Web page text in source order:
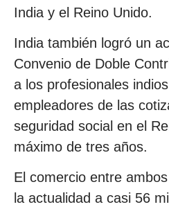
India y el Reino Unido.
India también logró un
Convenio de Doble
a los profesionales
empleadores de las
seguridad social en el
máximo de tres años.
El comercio entre
la actualidad a casi 56